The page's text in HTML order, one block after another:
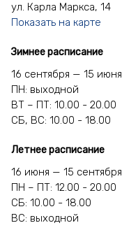
ул. Карла Маркса, 14
Показать на карте
Зимнее расписание
16 сентября — 15 июня
ПН: выходной
ВТ – ПТ: 10.00 - 20.00
СБ, ВС: 10.00 - 18.00
Летнее расписание
16 июня — 15 сентября
ПН – ПТ: 12.00 - 20.00
СБ: 10.00 - 18.00
ВС: выходной